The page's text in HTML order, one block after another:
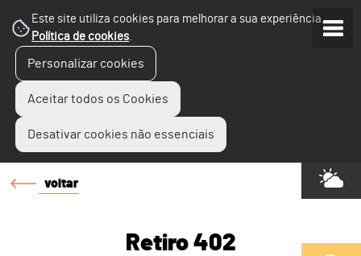
Este site utiliza cookies para melhorar a sua experiência.
Política de cookies.
Personalizar cookies
Aceitar todos os Cookies
Desativar cookies não essenciais
voltar
Retiro 402